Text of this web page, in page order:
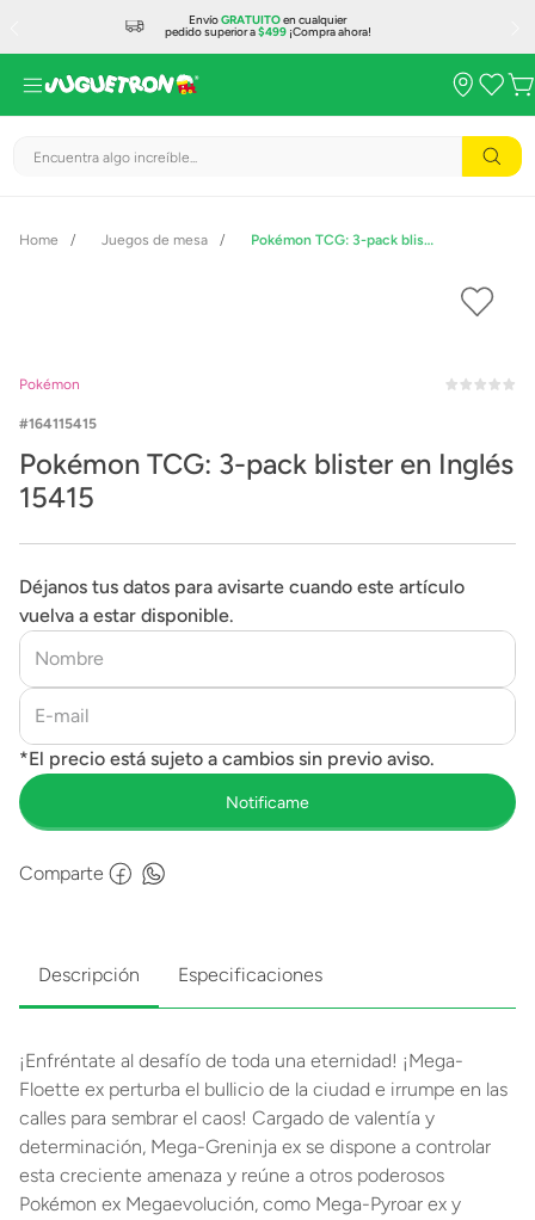
EnvíoGRATUITOen cualquier
pedido superior a$499¡Compra ahora!
Encuentra algo increíble...
Juegos de mesa Pokémon TCG: 3-pack blister en Inglés 15415
Pokémon
164115415
Pokémon TCG: 3-pack blister en Inglés
15415
Déjanos tus datos para avisarte cuando este artículo
vuelva a estar disponible.
Comparte
Descripción Especificaciones
¡Enfréntate al desafío de toda una eternidad! ¡Mega-
Floette ex perturba el bullicio de la ciudad e irrumpe en las
calles para sembrar el caos! Cargado de valentía y
determinación, Mega-Greninja ex se dispone a controlar
esta creciente amenaza y reúne a otros poderosos
Pokémon ex Megaevolución, como Mega-Pyroar ex y